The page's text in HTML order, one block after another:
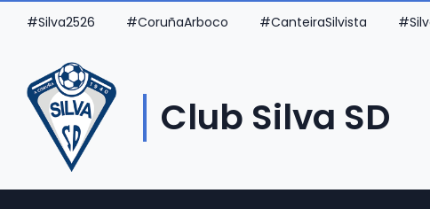
#Silva2526 #CoruñaArboco #CanteiraSilvista
Club Silva SD